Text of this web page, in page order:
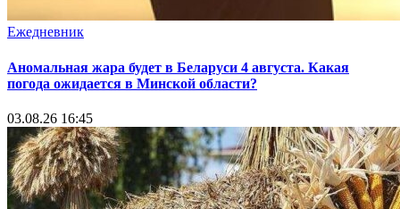
Ежедневник
Аномальная жара будет в Беларуси 4 августа. Какая
погода ожидается в Минской области?
03.08.26 16:45